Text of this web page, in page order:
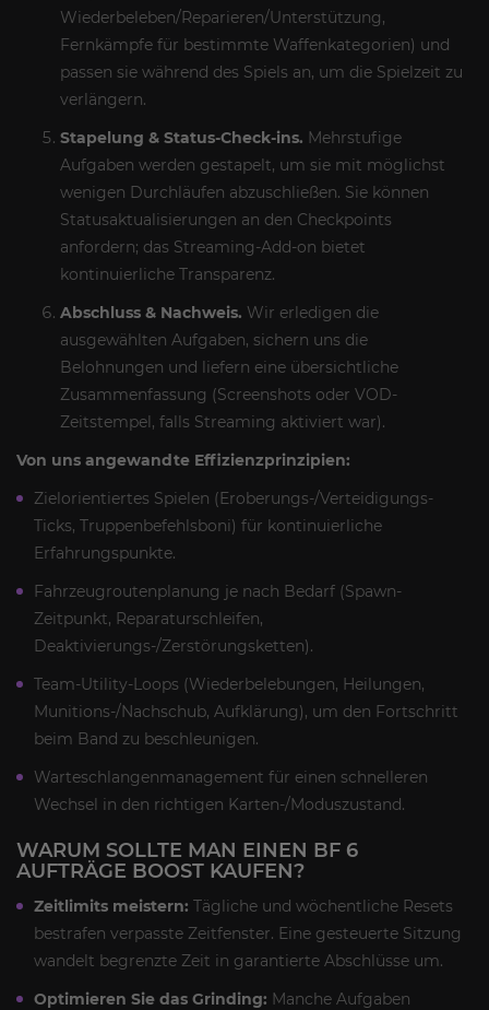
Wiederbeleben/Reparieren/Unterstützung,
Fernkämpfe für bestimmte Waffenkategorien) und
passen sie während des Spiels an, um die Spielzeit zu
verlängern.
Stapelung & Status-Check-ins. Mehrstufige
Aufgaben werden gestapelt, um sie mit möglichst
wenigen Durchläufen abzuschließen. Sie können
Statusaktualisierungen an den Checkpoints
anfordern; das Streaming-Add-on bietet
kontinuierliche Transparenz.
Abschluss & Nachweis. Wir erledigen die
ausgewählten Aufgaben, sichern uns die
Belohnungen und liefern eine übersichtliche
Zusammenfassung (Screenshots oder VOD-
Zeitstempel, falls Streaming aktiviert war).
Von uns angewandte Effizienzprinzipien:
Zielorientiertes Spielen (Eroberungs-/Verteidigungs-
Ticks, Truppenbefehlsboni) für kontinuierliche
Erfahrungspunkte.
Fahrzeugroutenplanung je nach Bedarf (Spawn-
Zeitpunkt, Reparaturschleifen,
Deaktivierungs-/Zerstörungsketten).
Team-Utility-Loops (Wiederbelebungen, Heilungen,
Munitions-/Nachschub, Aufklärung), um den Fortschritt
beim Band zu beschleunigen.
Warteschlangenmanagement für einen schnelleren
Wechsel in den richtigen Karten-/Moduszustand.
WARUM SOLLTE MAN EINEN BF 6
AUFTRÄGE BOOST KAUFEN?
Zeitlimits meistern: Tägliche und wöchentliche Resets
bestrafen verpasste Zeitfenster. Eine gesteuerte Sitzung
wandelt begrenzte Zeit in garantierte Abschlüsse um.
Optimieren Sie das Grinding: Manche Aufgaben